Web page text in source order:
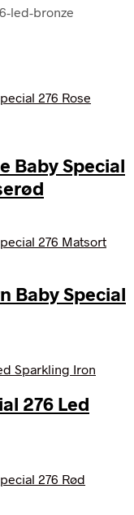
led-bronze
Baby Special
Baby Special
276 Led